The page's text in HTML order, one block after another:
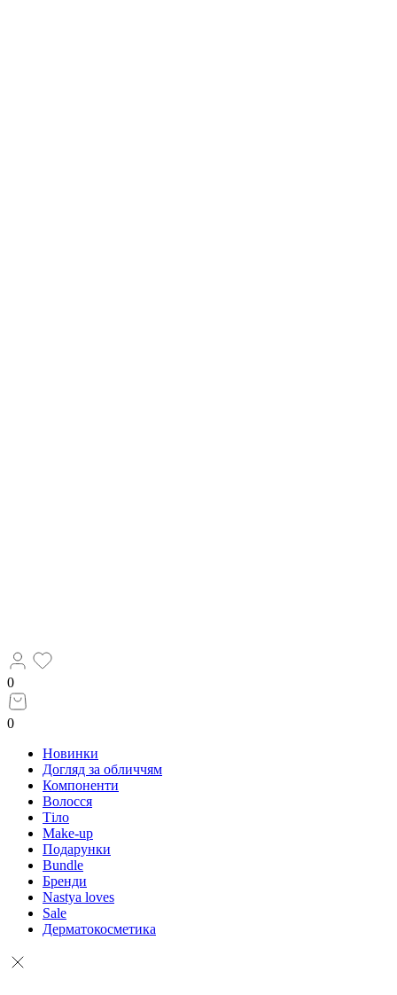
0
0
Новинки
Догляд за обличчям
Компоненти
Волосся
Тіло
Make-up
Подарунки
Bundle
Бренди
Nastya loves
Sale
Дерматокосметика